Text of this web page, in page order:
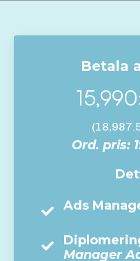
Betala
Ord. pris:
Ads
Manager